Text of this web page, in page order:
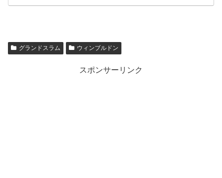
グランドスラム ウィンブルドン
スポンサーリンク